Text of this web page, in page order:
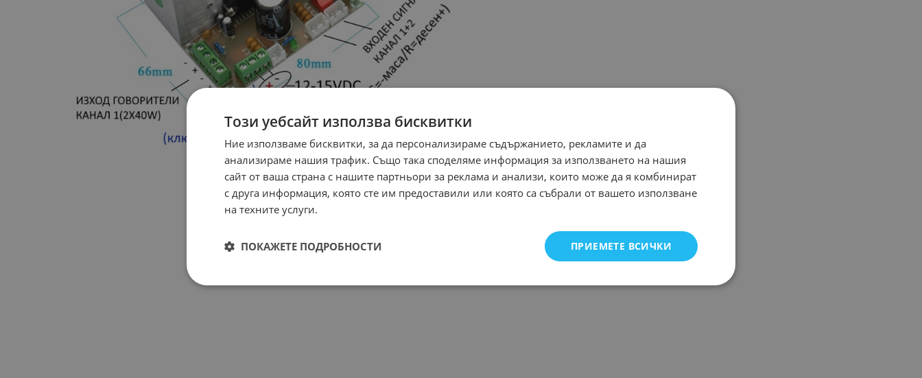
Този уебсайт използва бисквитки
Ние използваме бисквитки, за да персонализираме съдържанието, рекламите и да
анализираме нашия трафик. Също така споделяме информация за използването на нашия
сайт от ваша страна с нашите партньори за реклама и анализи, които може да я комбинират
с друга информация, която сте им предоставили или която са събрали от вашето използване
на техните услуги.
ПРИЕМЕТЕ ВСИЧКИ
ПОКАЖЕТЕ ПОДРОБНОСТИ